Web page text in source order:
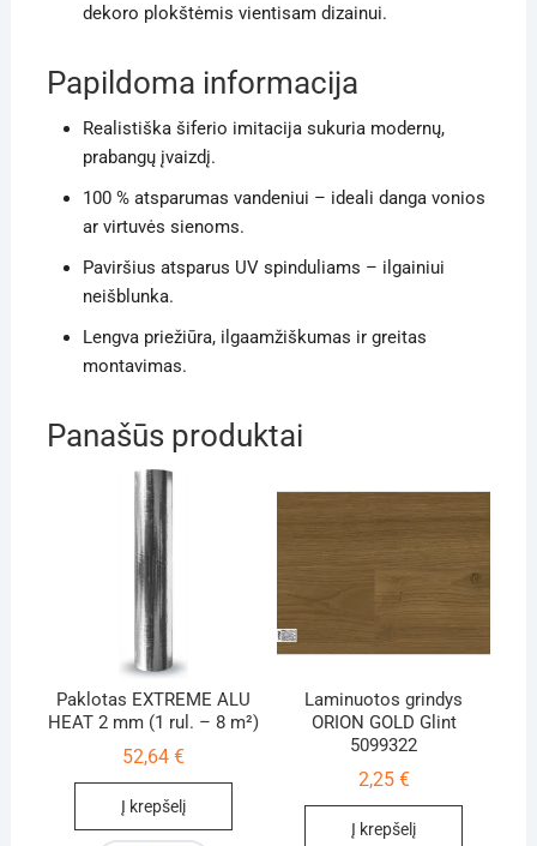
dekoro plokštėmis vientisam dizainui.
Papildoma informacija
Realistiška šiferio imitacija sukuria modernų,
prabangų įvaizdį.
100 % atsparumas vandeniui – ideali danga vonios
ar virtuvės sienoms.
Paviršius atsparus UV spinduliams – ilgainiui
neišblunka.
Lengva priežiūra, ilgaamžiškumas ir greitas
montavimas.
Panašūs produktai
Paklotas EXTREME ALU
HEAT 2 mm (1 rul. – 8 m²)
52,64 €
Į krepšelį
Laminuotos grindys
ORION GOLD Glint
5099322
2,25 €
Į krepšelį